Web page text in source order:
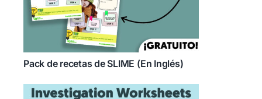
Pack de recetas de SLIME (En Inglés)